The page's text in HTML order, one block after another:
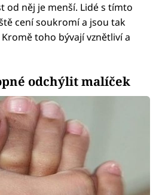
od něj je menší. Lidé s tímto
cení soukromí a jsou tak
toho bývají vznětliví a
odchýlit malíček